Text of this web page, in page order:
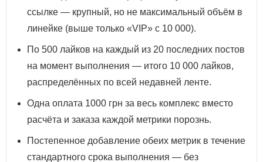
ссылке — крупный, но не максимальный объём в
линейке (выше только «VIP» с 10 000).
По 500 лайков на каждый из 20 последних постов
на момент выполнения — итого 10 000 лайков,
распределённых по всей недавней ленте.
Одна оплата 1000 грн за весь комплекс вместо
расчёта и заказа каждой метрики порознь.
Постепенное добавление обеих метрик в течение
стандартного срока выполнения — без